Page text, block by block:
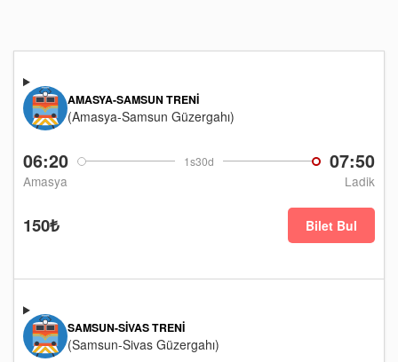
06:20 1s30d 07:50
Amasya Ladik
AMASYA-SAMSUN TRENI
(Amasya-Samsun Güzergahı)
150₺ Bilet Bul
SAMSUN-SIVAS TRENI
(Samsun-Sivas Güzergahı)